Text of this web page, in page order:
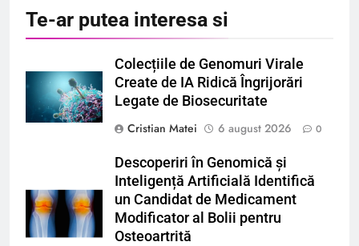
Te-ar putea interesa si
Colecțiile de Genomuri Virale
Create de IA Ridică Îngrijorări
Legate de Biosecuritate
Cristian Matei
6 august 2026 0
Descoperiri în Genomică și
Inteligență Artificială Identifică
un Candidat de Medicament
Modificator al Bolii pentru
Osteoartrită